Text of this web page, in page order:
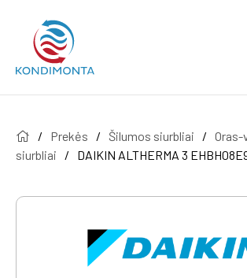
/ Prekės / Šilumos siurbliai / Oras-
siurbliai
/ DAIKIN ALTHERMA 3